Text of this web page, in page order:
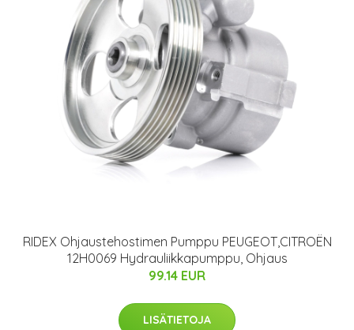
RIDEX Ohjaustehostimen Pumppu PEUGEOT,CITROËN
12H0069 Hydrauliikkapumppu, Ohjaus
99.14 EUR
LISÄTIETOJA